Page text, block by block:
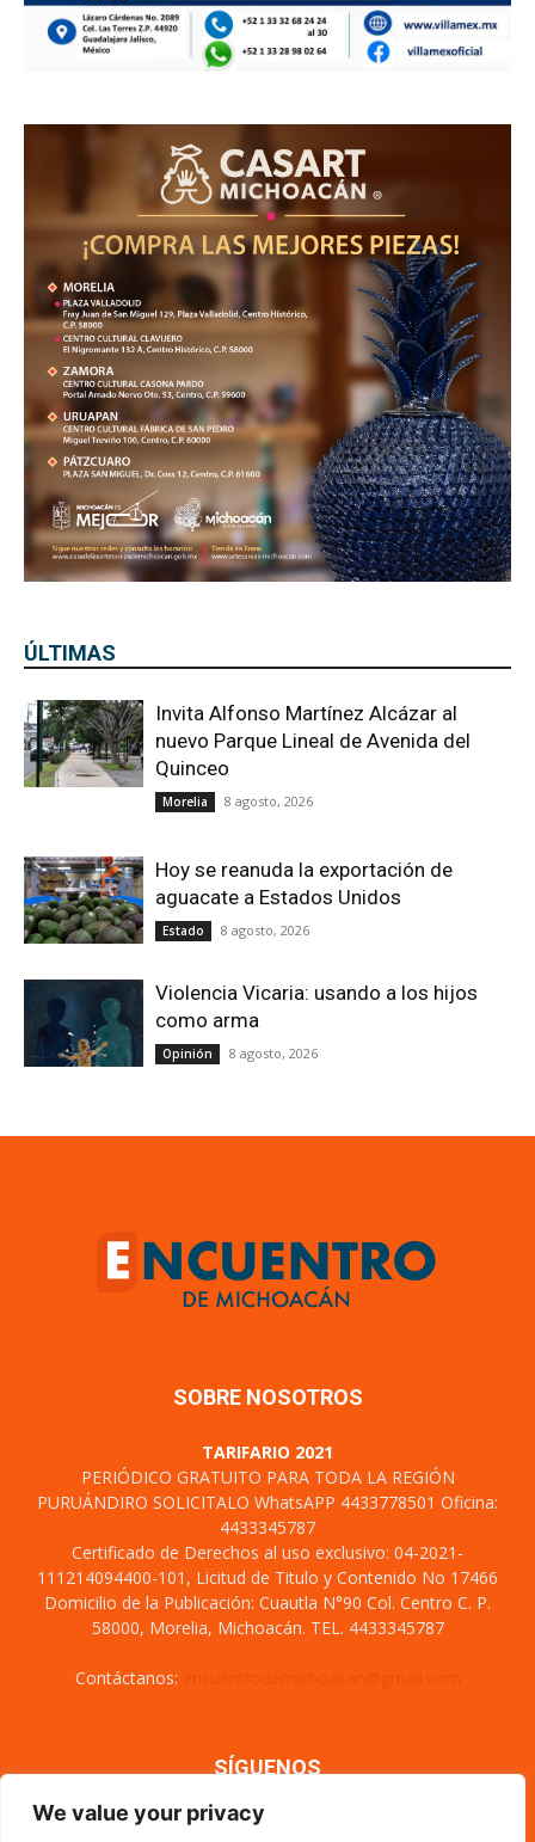
We value your privacy
ÚLTIMAS
Invita Alfonso Martínez Alcázar al
nuevo Parque Lineal de Avenida del
Quinceo
Morelia 8 agosto, 2026
Hoy se reanuda la exportación de
aguacate a Estados Unidos
Estado 8 agosto, 2026
Violencia Vicaria: usando a los hijos
como arma
Opinión 8 agosto, 2026
SOBRE NOSOTROS
TARIFARIO 2021
PERIÓDICO GRATUITO PARA TODA LA REGIÓN
PURUÁNDIRO SOLICITALO WhatsAPP 4433778501 Oficina:
4433345787
Certificado de Derechos al uso exclusivo: 04-2021-
111214094400-101, Licitud de Titulo y Contenido No 17466
Domicilio de la Publicación: Cuautla N°90 Col. Centro C. P.
58000, Morelia, Michoacán. TEL. 4433345787
Contáctanos:
SÍGUENOS